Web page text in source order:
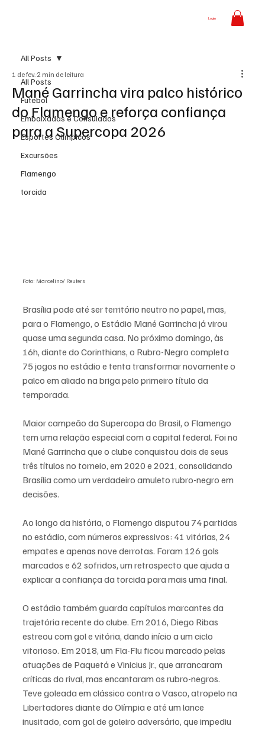
Login
All Posts
Futebol
Embaixadas e Consulados
Esportes Olímpicos
Excursões
Flamengo
torcida
All Posts
Mané Garrincha vira palco histórico
do Flamengo e reforça confiança
para a Supercopa 2026
1 de fev. 2 min de leitura
Foto: Marcelino/ Reuters
Brasília pode até ser território neutro no papel, mas,
para o Flamengo, o Estádio Mané Garrincha já virou
quase uma segunda casa. No próximo domingo, às
16h, diante do Corinthians, o Rubro-Negro completa
75 jogos no estádio e tenta transformar novamente o
palco em aliado na briga pelo primeiro título da
temporada.
Maior campeão da Supercopa do Brasil, o Flamengo
tem uma relação especial com a capital federal. Foi no
Mané Garrincha que o clube conquistou dois de seus
três títulos no torneio, em 2020 e 2021, consolidando
Brasília como um verdadeiro amuleto rubro-negro em
decisões.
Ao longo da história, o Flamengo disputou 74 partidas
no estádio, com números expressivos: 41 vitórias, 24
empates e apenas nove derrotas. Foram 126 gols
marcados e 62 sofridos, um retrospecto que ajuda a
explicar a confiança da torcida para mais uma final.
O estádio também guarda capítulos marcantes da
trajetória recente do clube. Em 2016, Diego Ribas
estreou com gol e vitória, dando início a um ciclo
vitorioso. Em 2018, um Fla-Flu ficou marcado pelas
atuações de Paquetá e Vinicius Jr., que arrancaram
críticas do rival, mas encantaram os rubro-negros.
Teve goleada em clássico contra o Vasco, atropelo na
Libertadores diante do Olímpia e até um lance
inusitado, com gol de goleiro adversário, que impediu